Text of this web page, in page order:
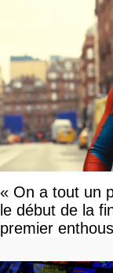
« On a tout un
le début de la
premier